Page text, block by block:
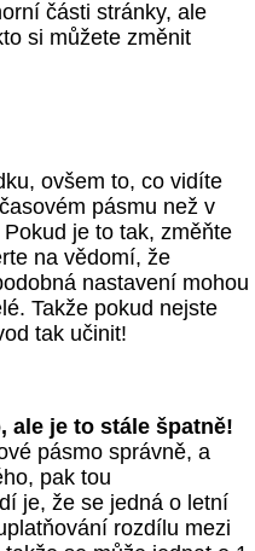
části stránky, ale
si můžete změnit
ovšem to, co vidíte
pásmu než v
je to tak, změňte
na vědomí, že
nastavení mohou
Takže pokud nejste
tak učinit!
ale je to stále špatně!
pásmo správně, a
pak tou
je, že se jedná o letní
rozdílu mezi